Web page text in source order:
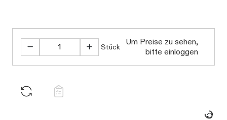
Stück
Um Preise zu sehen,
bitte einloggen
Daten